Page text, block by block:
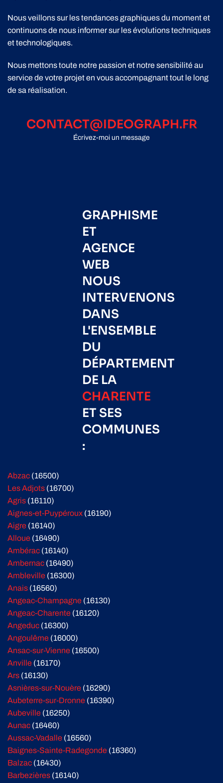
Nous veillons sur les tendances graphiques du moment et
continuons de nous informer sur les évolutions techniques
et technologiques.
Nous mettons toute notre passion et notre sensibilité au
service de votre projet en vous accompagnant tout le long
de sa réalisation.
CONTACT@IDEOGRAPH.FR
Écrivez-moi un message
GRAPHISME
ET
AGENCE
WEB
NOUS
INTERVENONS
DANS
L'ENSEMBLE
DU
DÉPARTEMENT
DE LA
CHARENTE
ET SES
COMMUNES
:
Abzac (16500)
Les Adjots (16700)
Agris (16110)
Aignes-et-Puypéroux (16190)
Aigre (16140)
Alloue (16490)
Ambérac (16140)
Ambernac (16490)
Ambleville (16300)
Anais (16560)
Angeac-Champagne (16130)
Angeac-Charente (16120)
Angeduc (16300)
Angoulême (16000)
Ansac-sur-Vienne (16500)
Anville (16170)
Ars (16130)
Asnières-sur-Nouère (16290)
Aubeterre-sur-Dronne (16390)
Aubeville (16250)
Aunac (16460)
Aussac-Vadalle (16560)
Baignes-Sainte-Radegonde (16360)
Balzac (16430)
Barbezières (16140)